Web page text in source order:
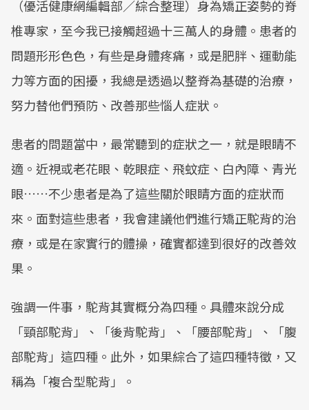
（優活健康網編輯部／綜合整理）身為矯正姿勢的脊
椎專家，至今我已接觸超過十三萬人的身體。患者的
問題形形色色，有些是身體疼痛，或是肥胖、運動能
力等方面的困擾，我總是透過以整脊為基礎的治療，
努力替他們預防、改善那些惱人症狀。
患者的問題當中，最常聽到的症狀之一，就是眼睛不
適。近視或老花眼、乾眼症、飛蚊症、白內障、青光
眼……不少患者是為了這些關於眼睛方面的症狀而
來。面對這些患者，我會建議他們進行矯正駝背的治
療，或是在家實行的體操，確實都達到很好的改善效
果。
強調一件事，駝背其實概分為四種。具體來說分成
「頸部駝背」、「後背駝背」、「腰部駝背」、「腹
部駝背」這四種。此外，如果綜合了這四種特徵，又
稱為「複合型駝背」。